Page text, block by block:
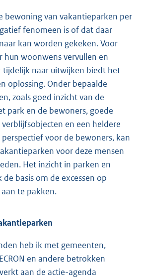
bewoning van vakantieparken per
fenomeen is of dat daar
kan worden gekeken. Voor
hun woonwens vervullen en
tijdelijk naar uitwijken biedt het
oplossing. Onder bepaalde
zoals goed inzicht van de
park en de bewoners, goede
en een heldere
voor de bewoners, kan
voor deze mensen
Het inzicht in parken en
basis om de excessen op
te pakken.
heb ik met gemeenten,
en andere betrokken
aan de actie-agenda